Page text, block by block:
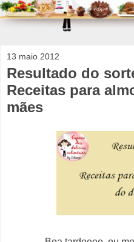
13 maio 2012
Resultado do
Receitas para
mães